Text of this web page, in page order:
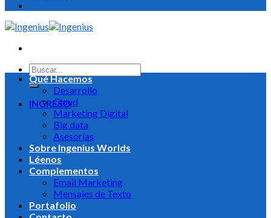
INGRESO
Qué Hacemos
Desarrollo
Cloud
Marketing Digital
Big data
Asesorías
Sobre Ingenius Worlds
Léenos
Complementos
Email Marketing
Mensajes de Texto
Portafolio